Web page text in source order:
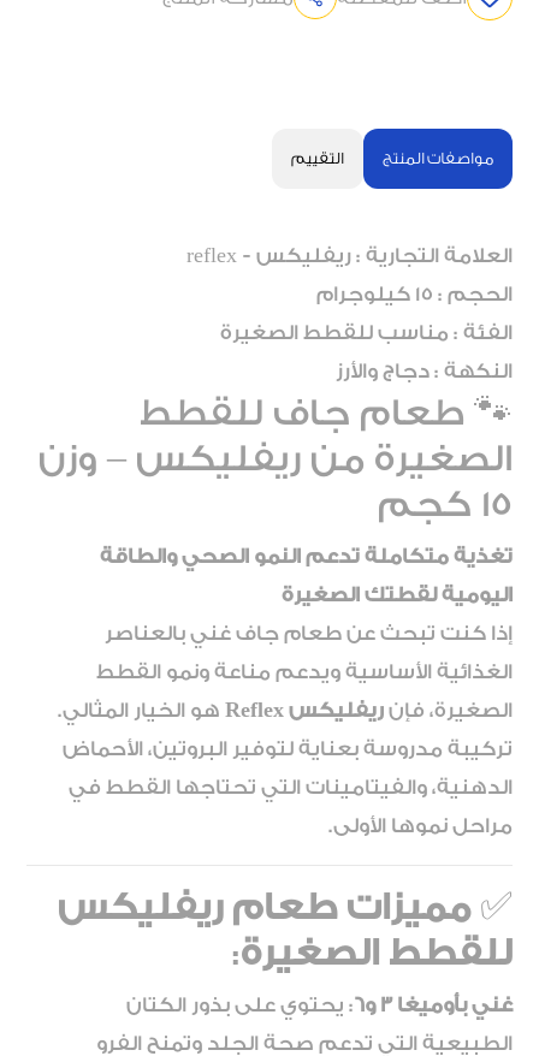
مواصفات المنتج التقييم
العلامة التجارية : ريفليكس - reflex
الحجم : 15 كيلوجرام
الفئة : مناسب للقطط الصغيرة
النكهة : دجاج والأرز
🐾 طعام جاف للقطط
الصغيرة من ريفليكس – وزن
15 كجم
تغذية متكاملة تدعم النمو الصحي والطاقة
اليومية لقطتك الصغيرة
إذا كنت تبحث عن طعام جاف غني بالعناصر
الغذائية الأساسية ويدعم مناعة ونمو القطط
الصغيرة، فإنريفليكس Reflex
هو الخيار المثالي.
تركيبة مدروسة بعناية لتوفير البروتين، الأحماض
الدهنية، والفيتامينات التي تحتاجها القطط في
مراحل نموها الأولى.
✅مميزات طعام ريفليكس
للقطط الصغيرة:
غني بأوميغا 3 و6
: يحتوي على بذور الكتان
الطبيعية التي تدعم صحة الجلد وتمنح الفرو